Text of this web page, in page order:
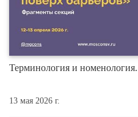
Терминология и
13 мая 2026 г.